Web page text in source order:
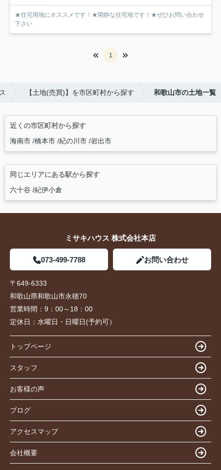
★住宅用地にオススメです！★閑静な住宅地です！★ぜひお問い合わせ
下さい
1
【土地(売買)】を市区町村から探す 和歌山市の土地一覧
近くの市区町村から探す
海南市 橋本市 紀の川市 岩出市
同じエリアにある駅から探す
六十谷 紀伊小倉
ミサキハウス 株式会社本店
073-499-7788 お問い合わせ
〒649-6333
和歌山県和歌山市永穂70
営業時間： 9：00～18：00
定休日： 水曜日・日曜日(予約可）
トップページ
スタッフ
お客様の声
ブログ
アクセスマップ
会社概要